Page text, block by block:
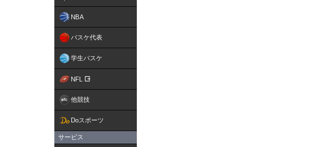
NBA
バスケ代表
学生バスケ
NFL
他競技
Doスポーツ
サービス